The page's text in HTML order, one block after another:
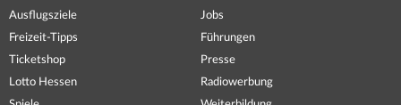
Ausflugsziele
Freizeit-Tipps
Ticketshop
Lotto Hessen
Jobs
Führungen
Presse
Radiowerbung